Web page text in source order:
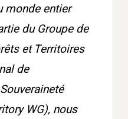
monde entier
du Groupe de
et Territoires
de
WG), nous